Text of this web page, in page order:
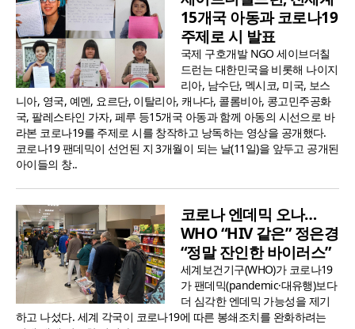
15개국 아동과 코로나19
주제로 시 발표
국제 구호개발 NGO 세이브더칠
드런는 대한민국을 비롯해 나이지
리아, 남수단, 멕시코, 미국, 보스
니아, 영국, 예멘, 요르단, 이탈리아, 캐나다, 콜롬비아, 콩고민주공화
국, 팔레스타인 가자, 페루 등15개국 아동과 함께 아동의 시선으로 바
라본 코로나19를 주제로 시를 창작하고 낭독하는 영상을 공개했다.
코로나19 팬데믹이 선언된 지 3개월이 되는 날(11일)을 앞두고 공개된
아이들의 창..
코로나 엔데믹 오나…
WHO “HIV 같은” 정은경
“정말 잔인한 바이러스”
세계보건기구(WHO)가 코로나19
가 팬데믹(pandemic·대유행)보다
더 심각한 엔데믹 가능성을 제기
하고 나섰다. 세계 각국이 코로나19에 따른 봉쇄조치를 완화하려는